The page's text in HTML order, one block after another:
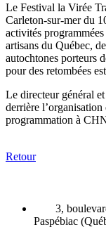
Le Festival la Virée
Carleton-sur-mer du
activités
artisans du Québec,
autochtones porteurs
pour des retombées
Le directeur général
derrière
programmation à
Retour
3,
Paspébiac